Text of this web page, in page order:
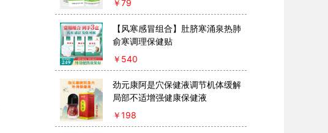
￥79
【风寒感冒组合】肚脐寒涌泉热肺
俞寒调理保健贴
￥ 540
劲元康阿是穴保健液调节机体缓解
局部不适增强健康保健液
￥198